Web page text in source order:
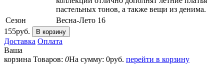
пастельных тонов, а также вещи из денима.
Сезон
Весна-Лето 16
155руб. В корзину
Доставка Оплата
Ваша
корзина Товаров: 0На сумму: 0руб. перейти в корзину